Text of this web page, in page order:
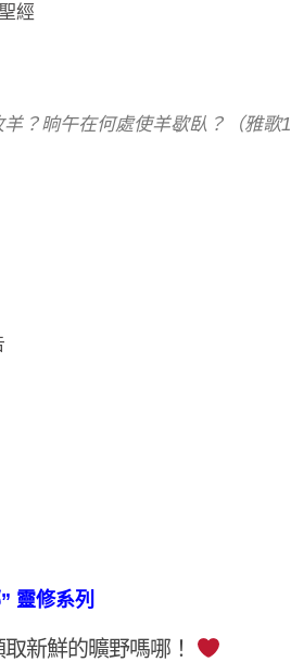
經
？晌午在何處使羊歇臥？（雅歌1
靈修系列
新鮮的曠野嗎哪！